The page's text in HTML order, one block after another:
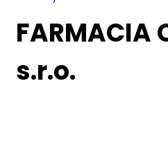
FARMACIA
s.r.o.